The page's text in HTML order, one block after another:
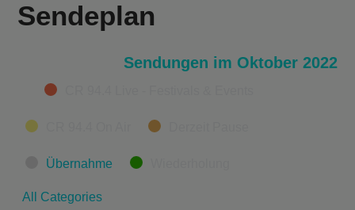
Sendeplan
Sendungen im Oktober 2022
Categories
Übernahme
All Categories